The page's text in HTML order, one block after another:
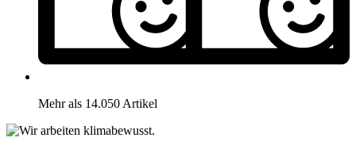
Mehr als 14.050 Artikel